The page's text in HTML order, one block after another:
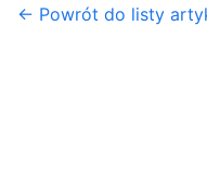
← Powrót do listy